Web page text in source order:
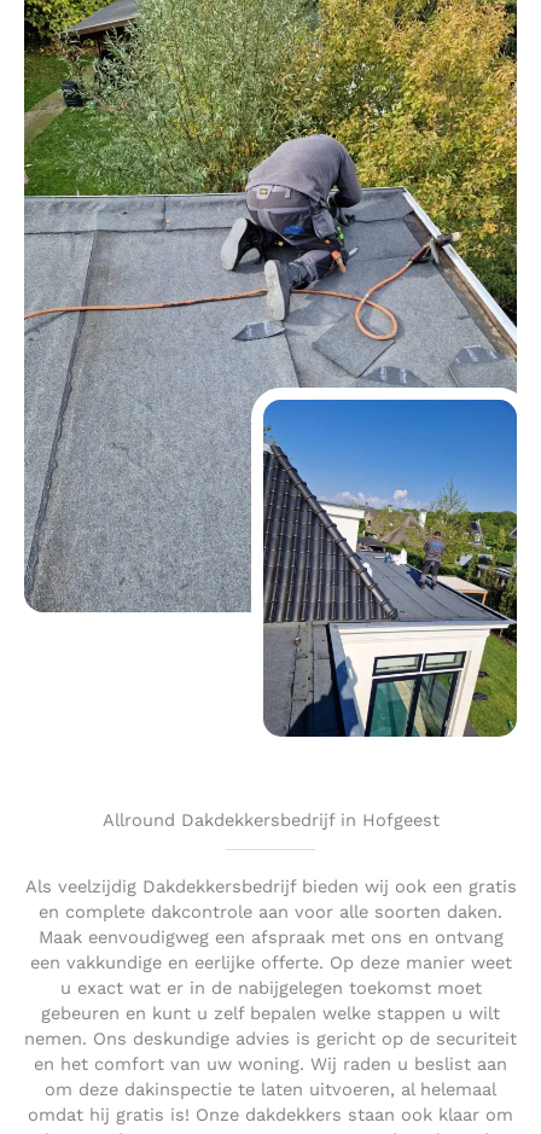
Allround Dakdekkersbedrijf in Hofgeest
Als veelzijdig Dakdekkersbedrijf bieden wij ook een gratis
en complete dakcontrole aan voor alle soorten daken.
Maak eenvoudigweg een afspraak met ons en ontvang
een vakkundige en eerlijke offerte. Op deze manier weet
u exact wat er in de nabijgelegen toekomst moet
gebeuren en kunt u zelf bepalen welke stappen u wilt
nemen. Ons deskundige advies is gericht op de securiteit
en het comfort van uw woning. Wij raden u beslist aan
om deze dakinspectie te laten uitvoeren, al helemaal
omdat hij gratis is! Onze dakdekkers staan ook klaar om